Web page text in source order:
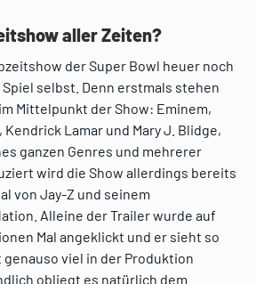
aller Zeiten?
der Super Bowl heuer noch
selbst. Denn erstmals stehen
Mittelpunkt der Show: Eminem,
Kendrick Lamar und Mary J. Blidge,
ganzen Genres und mehrerer
wird die Show allerdings bereits
von Jay-Z und seinem
Alleine der Trailer wurde auf
Mal angeklickt und er sieht so
viel in der Produktion
obliegt es natürlich dem